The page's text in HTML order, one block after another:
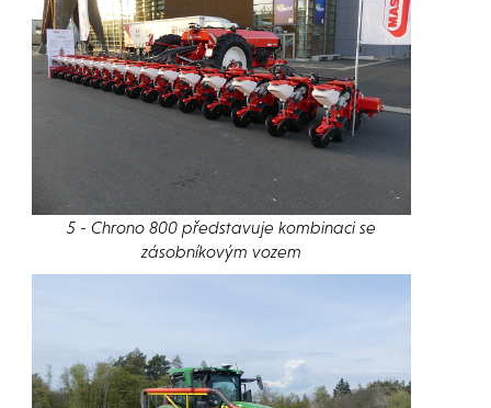
5 - Chrono 800 představuje kombinaci se
zásobníkovým vozem